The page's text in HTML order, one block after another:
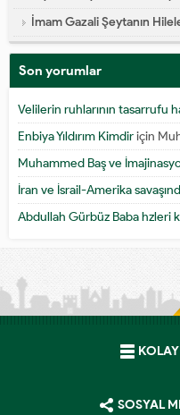
İmam Gazali Şeytanın
Son yorumlar
Velilerin ruhlarının tasarrufu
Enbiya Yıldırım Kimdiriçin
Muhammed Baş ve
İran ve İsrail-Amerika
Abdullah Gürbüz Baba hzleri
SOSYAL